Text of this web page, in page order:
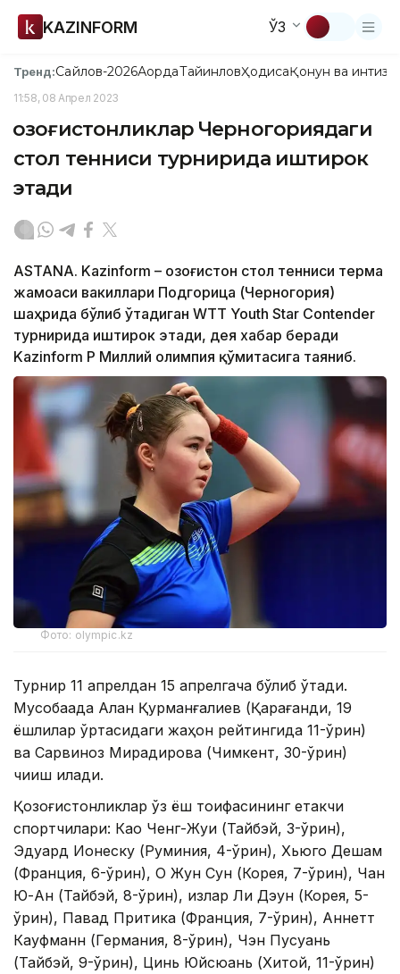
KAZINFORM ЎЗ
Тренд:Сайлов-2026АқордаТайинловҲодисаҚонун ва
11:58, 08 Апрел 2023
Қозоғистонликлар Черногориядаги
стол тенниси турнирида иштирок
этади
ASTANA. Kazinform – Қозоғистон стол тенниси терма
жамоаси вакиллари Подгорица (Черногория)
шаҳрида бўлиб ўтадиган WTT Youth Star Contender
турнирида иштирок этади, дея хабар беради
Kazinform ҚР Миллий олимпия қўмитасига таяниб.
Фото: olympic.kz
Турнир 11 апрелдан 15 апрелгача бўлиб ўтади.
Мусобақада Алан Қурманғалиев (Қарағанди, 19
ёшлилар ўртасидаги жаҳон рейтингида 11-ўрин)
ва Сарвиноз Мирқадирова (Чимкент, 30-ўрин)
чиқиш қилади.
Қозоғистонликлар ўз ёш тоифасининг етакчи
спортчилари: Као Ченг-Жуи (Тайбэй, 3-ўрин),
Эдуард Ионеску (Руминия, 4-ўрин), Хьюго Дешам
(Франция, 6-ўрин), О Жун Сун (Корея, 7-ўрин), Чан
Ю-Ан (Тайбэй, 8-ўрин), қизлар Ли Дэун (Корея, 5-
ўрин), Павад Притика (Франция, 7-ўрин), Аннетт
Кауфманн (Германия, 8-ўрин), Чэн Пусуань
(Тайбэй, 9-ўрин), Цинь Юйсюань (Хитой, 11-ўрин)